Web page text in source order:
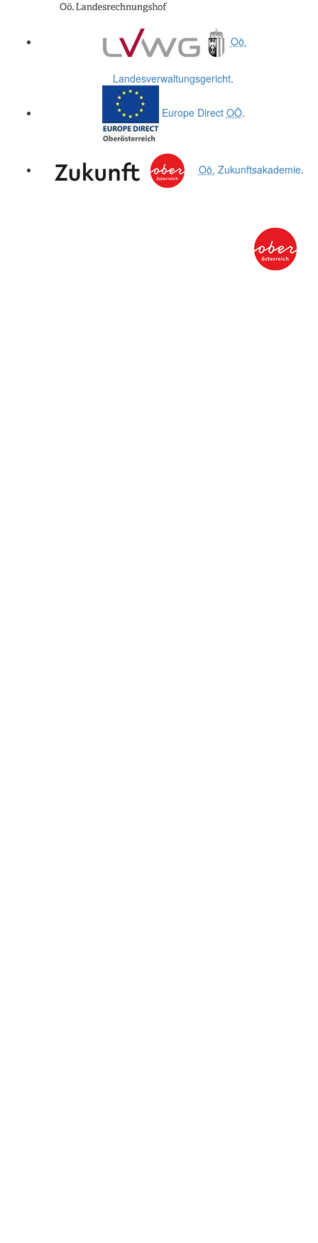
Oö.
Landesverwaltungsgericht.
Europe Direct OÖ.
Oö. Zukunftsakademie.